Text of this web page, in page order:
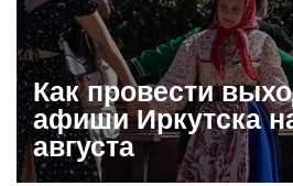
Как провести
афиши Иркутска
августа